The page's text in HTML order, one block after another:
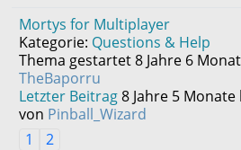
Mortys for Multiplayer
Kategorie: Questions & Help
Thema gestartet 8 Jahre 6
TheBaporru
Letzter Beitrag8 Jahre 5 Monate
von Pinball_Wizard
1
2